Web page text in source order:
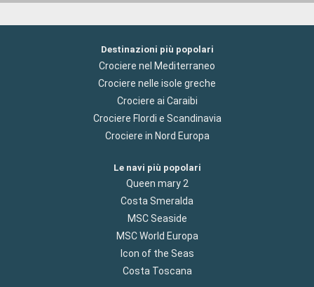
Destinazioni più popolari
Crociere nel Mediterraneo
Crociere nelle isole greche
Crociere ai Caraibi
Crociere Flordi e Scandinavia
Crociere in Nord Europa
Le navi più popolari
Queen mary 2
Costa Smeralda
MSC Seaside
MSC World Europa
Icon of the Seas
Costa Toscana